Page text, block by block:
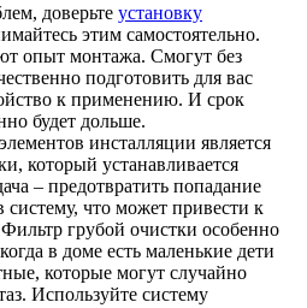
доверьте установку
этим самостоятельно.
опыт монтажа. Смогут без
подготовить для вас
к применению. И срок
будет дольше.
инсталляции является
который устанавливается
– предотвратить попадание
что может привести к
грубой очистки особенно
в доме есть маленькие дети
которые могут случайно
Используйте систему